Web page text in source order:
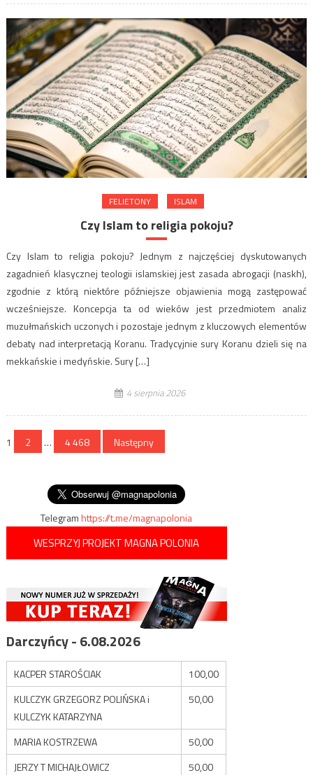
FELIETONY ISLAM
Czy Islam to religia pokoju?
Czy Islam to religia pokoju? Jednym z najczęściej dyskutowanych
zagadnień klasycznej teologii islamskiej jest zasada abrogacji (naskh),
zgodnie z którą niektóre późniejsze objawienia mogą zastępować
wcześniejsze. Koncepcja ta od wieków jest przedmiotem analiz
muzułmańskich uczonych i pozostaje jednym z kluczowych elementów
debaty nad interpretacją Koranu. Tradycyjnie sury Koranu dzieli się na
mekkańskie i medyńskie. Sury […]
4 sierpnia 2026
Stronicowanie
1 2 … 4 468 Następny
Telegramhttps://t.me/magnapolonia
WESPRZYJ PROJEKT MAGNA POLONIA
Darczyńcy - 6.08.2026
KACPER STAROŚCIAK
100,00
KULCZYK GRZEGORZ POLIŃSKA i
KULCZYK KATARZYNA
50,00
MARIA KOSTRZEWA
50,00
JERZY T MICHAJŁOWICZ
50,00